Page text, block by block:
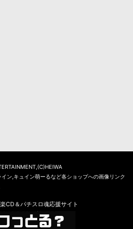
ン,キュイン萌ーるなど各ショップへの画像リンク
CD＆パチスロ魂応援サイト